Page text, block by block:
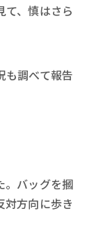
て、慎はさら
も調べて報告
。バッグを摑
対方向に歩き